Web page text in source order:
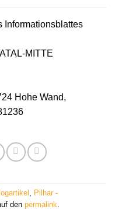
Informationsblattes
MITTE
Hohe Wand,
, Pilhar -
den permalink.